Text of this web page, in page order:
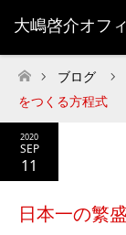
大嶋啓介オフ
ホーム
ブログ
をつくる方程式
2020
SEP
11
日本一の繁